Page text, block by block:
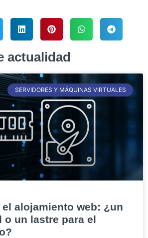
actualidad
SERVIDORES Y MÁQUINAS VIRTUALES
el alojamiento web: ¿un
o un lastre para el